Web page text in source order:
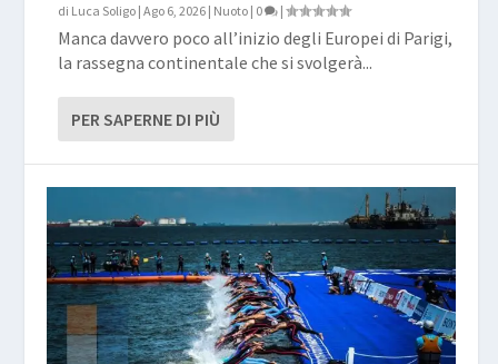
di Luca Soligo |Ago 6, 2026 | Nuoto | 0 |
Manca davvero poco all’inizio degli Europei di Parigi,
la rassegna continentale che si svolgerà...
PER SAPERNE DI PIÙ